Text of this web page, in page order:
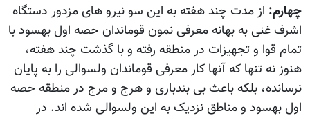
چهارم: از مدت چند هفته به این سو نیرو های مزدور دستگاه
اشرف غنی به بهانه معرفی نمون قوماندان حصه اول بهسود با
تمام قوا و تجهیزات در منطقه رفته و با گذشت چند هفته،
هنوز نه تنها که آنها کار معرفی قوماندان ولسوالی را به پایان
نرسانده، بلکه باعث بی بندباری و هرج و مرج در منطقه حصه
اول بهسود و مناطق نزدیک به این ولسوالی شده اند. در